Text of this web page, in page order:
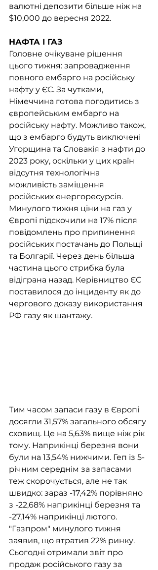
валютні депозити більше ніж на
$10,000 до вересня 2022.
НАФТА І ГАЗ
Головне очікуване рішення
цього тижня: запровадження
повного ембарго на російську
нафту у ЄС. За чутками,
Німеччина готова погодитись з
європейським ембарго на
російську нафту. Можливо також,
що з ембарго будуть виключені
Угорщина та Словакія з нафти до
2023 року, оскільки у цих країн
відсутня технологічна
можливість заміщення
російських енергоресурсів.
Минулого тижня ціни на газ у
Європі підскочили на 17% після
повідомлень про припинення
російських постачань до Польщі
та Болгарії. Через день більша
частина цього стрибка була
відіграна назад. Керівництво ЄС
поставилося до інциденту як до
чергового доказу використання
РФ газу як шантажу.
Тим часом запаси газу в Європі
досягли 31,57% загального обсягу
сховищ. Це на 5,63% вище ніж рік
тому. Наприкінці березня вони
були на 13,54% нижчими. Геп із 5-
річним середнім за запасами
теж скорочується, але не так
швидко: зараз -17,42% порівняно
з -22,68% наприкінці березня та
-27,14% наприкінці лютого.
"Газпром" минулого тижня
заявив, що втратив 22% ринку.
Сьогодні отримали звіт про
продаж російського газу за